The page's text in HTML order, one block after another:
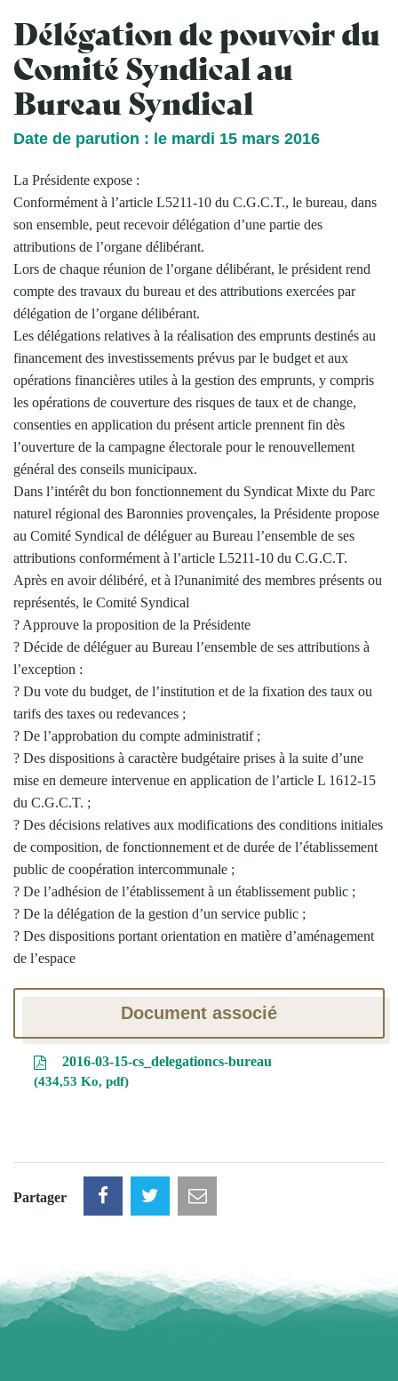
Délégation de pouvoir du
Comité Syndical au
Bureau Syndical
Date de parution : le mardi 15 mars 2016
La Présidente expose :
Conformément à l’article L5211-10 du C.G.C.T., le bureau, dans
son ensemble, peut recevoir délégation d’une partie des
attributions de l’organe délibérant.
Lors de chaque réunion de l’organe délibérant, le président rend
compte des travaux du bureau et des attributions exercées par
délégation de l’organe délibérant.
Les délégations relatives à la réalisation des emprunts destinés au
financement des investissements prévus par le budget et aux
opérations financières utiles à la gestion des emprunts, y compris
les opérations de couverture des risques de taux et de change,
consenties en application du présent article prennent fin dès
l’ouverture de la campagne électorale pour le renouvellement
général des conseils municipaux.
Dans l’intérêt du bon fonctionnement du Syndicat Mixte du Parc
naturel régional des Baronnies provençales, la Présidente propose
au Comité Syndical de déléguer au Bureau l’ensemble de ses
attributions conformément à l’article L5211-10 du C.G.C.T.
Après en avoir délibéré, et à l?unanimité des membres présents ou
représentés, le Comité Syndical
? Approuve la proposition de la Présidente
? Décide de déléguer au Bureau l’ensemble de ses attributions à
l’exception :
? Du vote du budget, de l’institution et de la fixation des taux ou
tarifs des taxes ou redevances ;
? De l’approbation du compte administratif ;
? Des dispositions à caractère budgétaire prises à la suite d’une
mise en demeure intervenue en application de l’article L 1612-15
du C.G.C.T. ;
? Des décisions relatives aux modifications des conditions initiales
de composition, de fonctionnement et de durée de l’établissement
public de coopération intercommunale ;
? De l’adhésion de l’établissement à un établissement public ;
? De la délégation de la gestion d’un service public ;
? Des dispositions portant orientation en matière d’aménagement
de l’espace
Document associé
2016-03-15-cs_delegationcs-bureau
434,53 Ko, pdf
Partager